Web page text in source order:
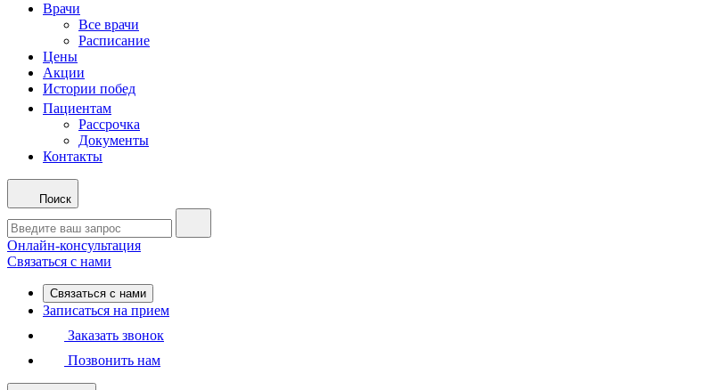
Врачи
Все врачи
Расписание
Цены
Акции
Истории побед
Пациентам
Рассрочка
Документы
Контакты
Поиск
Онлайн-консультация
Связаться с нами
Связаться с нами
Записаться на прием
Заказать звонок
Позвонить нам